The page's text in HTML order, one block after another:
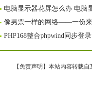
电脑显示器花屏怎么办 电脑
像男票一样的网络——一份来
PHP168整合phpwind同步登
【免责声明】本站内容转载